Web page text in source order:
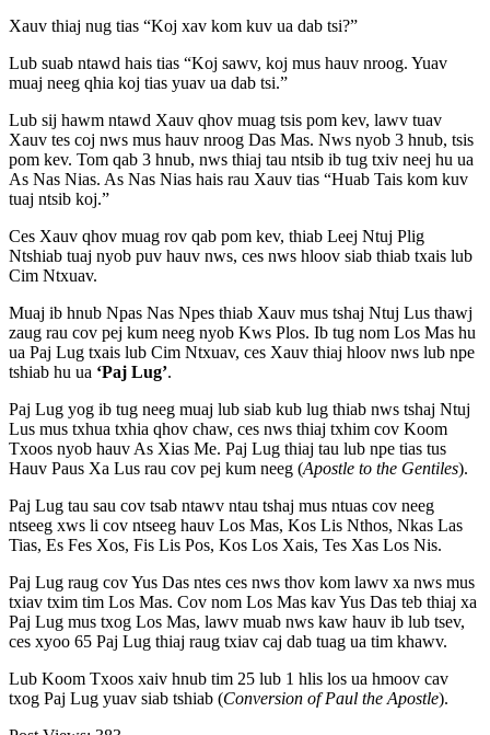
Xauv thiaj nug tias “Koj xav kom kuv ua dab tsi?”
Lub suab ntawd hais tias “Koj sawv, koj mus hauv nroog. Yuav
muaj neeg qhia koj tias yuav ua dab tsi.”
Lub sij hawm ntawd Xauv qhov muag tsis pom kev, lawv tuav
Xauv tes coj nws mus hauv nroog Das Mas. Nws nyob 3 hnub, tsis
pom kev. Tom qab 3 hnub, nws thiaj tau ntsib ib tug txiv neej hu ua
As Nas Nias. As Nas Nias hais rau Xauv tias “Huab Tais kom kuv
tuaj ntsib koj.”
Ces Xauv qhov muag rov qab pom kev, thiab Leej Ntuj Plig
Ntshiab tuaj nyob puv hauv nws, ces nws hloov siab thiab txais lub
Cim Ntxuav.
Muaj ib hnub Npas Nas Npes thiab Xauv mus tshaj Ntuj Lus thawj
zaug rau cov pej kum neeg nyob Kws Plos. Ib tug nom Los Mas hu
ua Paj Lug txais lub Cim Ntxuav, ces Xauv thiaj hloov nws lub npe
tshiab hu ua ‘Paj Lug’.
Paj Lug yog ib tug neeg muaj lub siab kub lug thiab nws tshaj Ntuj
Lus mus txhua txhia qhov chaw, ces nws thiaj txhim cov Koom
Txoos nyob hauv As Xias Me. Paj Lug thiaj tau lub npe tias tus
Hauv Paus Xa Lus rau cov pej kum neeg (Apostle to the Gentiles).
Paj Lug tau sau cov tsab ntawv ntau tshaj mus ntuas cov neeg
ntseeg xws li cov ntseeg hauv Los Mas, Kos Lis Nthos, Nkas Las
Tias, Es Fes Xos, Fis Lis Pos, Kos Los Xais, Tes Xas Los Nis.
Paj Lug raug cov Yus Das ntes ces nws thov kom lawv xa nws mus
txiav txim tim Los Mas. Cov nom Los Mas kav Yus Das teb thiaj xa
Paj Lug mus txog Los Mas, lawv muab nws kaw hauv ib lub tsev,
ces xyoo 65 Paj Lug thiaj raug txiav caj dab tuag ua tim khawv.
Lub Koom Txoos xaiv hnub tim 25 lub 1 hlis los ua hmoov cav
txog Paj Lug yuav siab tshiab (Conversion of Paul the Apostle).